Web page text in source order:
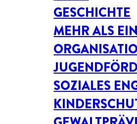
GESCHICHTE
MEHR ALS
SOZIALES